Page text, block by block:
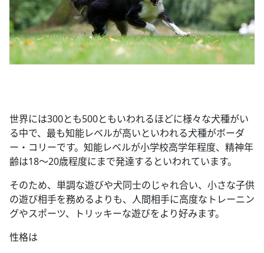
世界には300とも500ともいわれるほどに様々な犬種がい
る中で、最も知能レベルが高いといわれる犬種がボーダ
ー・コリーです。知能レベルが小学校高学年程度、精神年
齢は18～20歳程度にまで発達するといわれています。
そのため、単調な遊びや犬同士のじゃれ合い、小さな子供
の遊び相手を務めるよりも、人間相手に高度なトレーニン
グやスポーツ、トリッキーな遊びをより好みます。
性格は